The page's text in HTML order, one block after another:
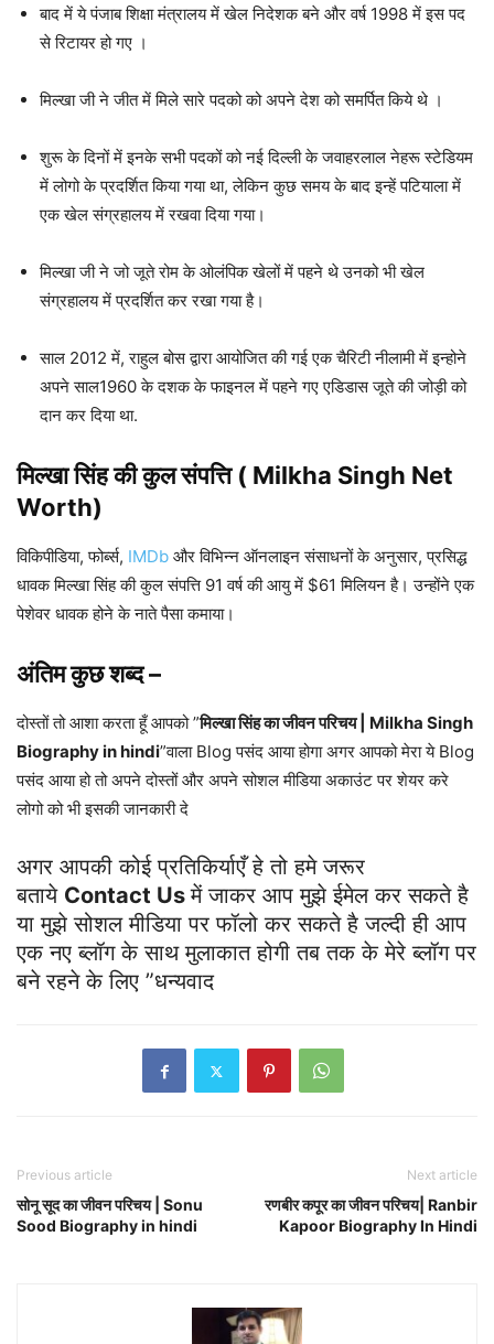
बाद में ये पंजाब शिक्षा मंत्रालय में खेल निदेशक बने और वर्ष 1998 में इस पद
से रिटायर हो गए ।
मिल्खा जी ने जीत में मिले सारे पदको को अपने देश को समर्पित किये थे ।
शुरू के दिनों में इनके सभी पदकों को नई दिल्ली के जवाहरलाल नेहरू स्टेडियम
में लोगो के प्रदर्शित किया गया था, लेकिन कुछ समय के बाद इन्हें पटियाला में
एक खेल संग्रहालय में रखवा दिया गया।
मिल्खा जी ने जो जूते रोम के ओलंपिक खेलों में पहने थे उनको भी खेल
संग्रहालय में प्रदर्शित कर रखा गया है।
साल 2012 में, राहुल बोस द्वारा आयोजित की गई एक चैरिटी नीलामी में इन्होने
अपने साल1960 के दशक के फाइनल में पहने गए एडिडास जूते की जोड़ी को
दान कर दिया था.
मिल्खा सिंह की कुल संपत्ति ( Milkha Singh Net
Worth)
विकिपीडिया, फोर्ब्स, IMDb और विभिन्न ऑनलाइन संसाधनों के अनुसार, प्रसिद्ध
धावक मिल्खा सिंह की कुल संपत्ति 91 वर्ष की आयु में $61 मिलियन है। उन्होंने एक
पेशेवर धावक होने के नाते पैसा कमाया।
अंतिम कुछ शब्द–
दोस्तों तो आशा करता हूँ आपको ”मिल्खा सिंह का जीवन परिचय | Milkha Singh
Biography in hindi”वाला Blog पसंद आया होगा अगर आपको मेरा ये Blog
पसंद आया हो तो अपने दोस्तों और अपने सोशल मीडिया अकाउंट पर शेयर करे
लोगो को भी इसकी जानकारी दे
अगर आपकी कोई प्रतिकिर्याएँ हे तो हमे जरूर
बताये Contact Usमें जाकर आप मुझे ईमेल कर सकते है
या मुझे सोशल मीडिया पर फॉलो कर सकते है जल्दी ही आप
एक नए ब्लॉग के साथ मुलाकात होगी तब तक के मेरे ब्लॉग पर
बने रहने के लिए ”धन्यवाद
Previous article
सोनू सूद का जीवन परिचय | Sonu
Sood Biography in hindi
Next article
रणबीर कपूर का जीवन परिचय| Ranbir
Kapoor Biography In Hindi